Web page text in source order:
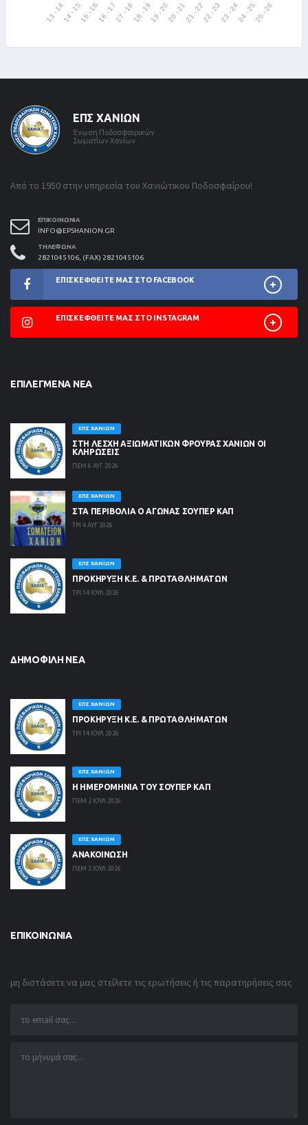
ΕΠΣ ΧΑΝΊΩΝ
Ένωση Ποδοσφαιρικών
Σωματίων Χανίων
Από το 1950 στην υπηρεσία του Χανιώτικου Ποδοσφαίρου!
ΕΠΙΚΟΙΝΩΝΊΑ
INFO@EPSHANION.GR
ΤΗΛΈΦΩΝΑ
2821045106, (FAX) 2821045106
ΕΠΙΣΚΕΦΘΕΊΤΕ ΜΑΣ ΣΤΟ FACEBOOK
ΕΠΙΣΚΕΦΘΕΊΤΕ ΜΑΣ ΣΤΟ INSTAGRAM
ΕΠΙΛΕΓΜΈΝΑ ΝΈΑ
ΕΠΣ ΧΑΝΊΩΝ
ΣΤΗ ΛΈΣΧΗ ΑΞΙΩΜΑΤΙΚΏΝ ΦΡΟΥΡΆΣ ΧΑΝΊΩΝ ΟΙ
ΚΛΗΡΏΣΕΙΣ
ΠΕΜ 6 ΑΥΓ 2026
ΕΠΣ ΧΑΝΊΩΝ
ΣΤΑ ΠΕΡΙΒΟΛΙΑ Ο ΑΓΩΝΑΣ ΣΟΥΠΕΡ ΚΑΠ
ΤΡΙ 4 ΑΥΓ 2026
ΕΠΣ ΧΑΝΊΩΝ
ΠΡΟΚΗΡΥΞΗ Κ.Ε. & ΠΡΩΤΑΘΛΗΜΑΤΩΝ
ΤΡΙ 14 ΙΟΥΛ 2026
ΔΗΜΟΦΙΛΉ ΝΈΑ
ΕΠΣ ΧΑΝΊΩΝ
ΠΡΟΚΗΡΥΞΗ Κ.Ε. & ΠΡΩΤΑΘΛΗΜΑΤΩΝ
ΤΡΙ 14 ΙΟΥΛ 2026
ΕΠΣ ΧΑΝΊΩΝ
Η ΗΜΕΡΟΜΗΝΙΑ ΤΟΥ ΣΟΥΠΕΡ ΚΑΠ
ΠΕΜ 2 ΙΟΥΛ 2026
ΕΠΣ ΧΑΝΊΩΝ
ΑΝΑΚΟΙΝΩΣΗ
ΠΕΜ 2 ΙΟΥΛ 2026
ΕΠΙΚΟΙΝΩΝΊΑ
μη διστάσετε να μας στείλετε τις ερωτήσεις ή τις παρατηρήσεις σας